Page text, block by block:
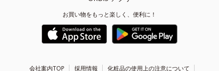
お買い物をもっと楽しく、便利に！
会社案内TOP 採用情報 化粧品の使用上の注意について